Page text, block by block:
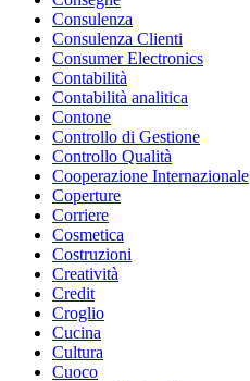
Consulenza
Consulenza Clienti
Consumer Electronics
Contabilità
Contabilità analitica
Contone
Controllo di Gestione
Controllo Qualità
Cooperazione Internazionale
Coperture
Corriere
Cosmetica
Costruzioni
Creatività
Credit
Croglio
Cucina
Cultura
Cuoco